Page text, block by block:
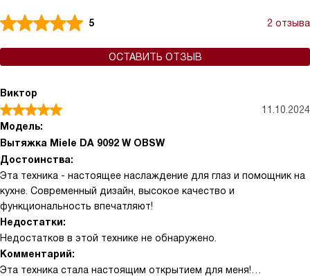
5 2 отзыва
ОСТАВИТЬ ОТЗЫВ
Виктор
11.10.2024
Модель:
Вытяжка Miele DA 9092 W OBSW
Достоинства:
Эта техника - настоящее наслаждение для глаз и помощник на
кухне. Современный дизайн, высокое качество и
функциональность впечатляют!
Недостатки:
Недостатков в этой технике не обнаружено.
Комментарий:
Эта техника стала настоящим открытием для меня!